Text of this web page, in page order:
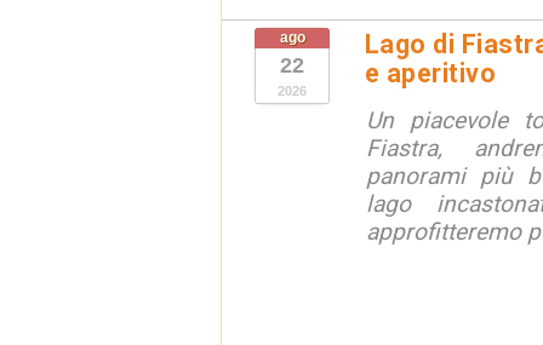
ago
22
2026
Lago di
e aperitivo
Un piacevole
Fiastra,
panorami più
lago
approfitteremo